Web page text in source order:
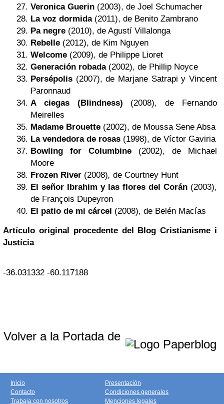
Veronica Guerin (2003), de Joel Schumacher
La voz dormida(2011), de Benito Zambrano
Pa negre (2010), de Agustí Villalonga
Rebelle (2012), de Kim Nguyen
Welcome (2009), de Philippe Lioret
Generación robada(2002), de Phillip Noyce
Persépolis (2007), de Marjane Satrapi y Vincent
Paronnaud
A ciegas (Blindness) (2008), de Fernando
Meirelles
Madame Brouette (2002), de Moussa Sene Absa
La vendedora de rosas (1998), de Víctor Gaviria
Bowling for Columbine (2002), de Michael
Moore
Frozen River (2008), de Courtney Hunt
El señor Ibrahim y las flores del Corán (2003),
de François Dupeyron
El patio de mi cárcel (2008), de Belén Macías
Artículo original procedente del Blog Cristianisme i
Justícia
-36.031332 -60.117188
Volver a la Portada de
Inicio
Contacto
Trabaja con nosotros
Presentación
Condiciones generales
Menciones legales